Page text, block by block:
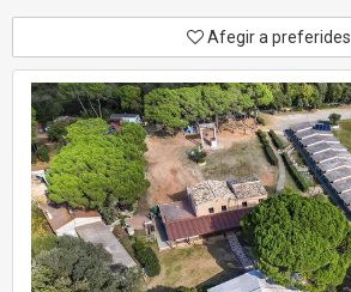
Afegir a preferides